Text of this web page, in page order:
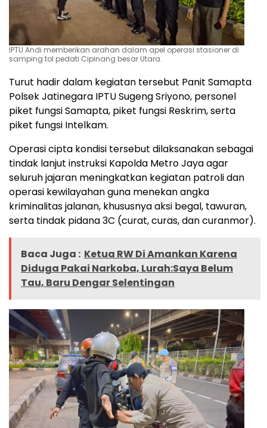
IPTU Andi memberikan arahan dalam apel operasi stasioner di
samping tol pedati Cipinang besar Utara.
Turut hadir dalam kegiatan tersebut Panit Samapta
Polsek Jatinegara IPTU Sugeng Sriyono, personel
piket fungsi Samapta, piket fungsi Reskrim, serta
piket fungsi Intelkam.
Operasi cipta kondisi tersebut dilaksanakan sebagai
tindak lanjut instruksi Kapolda Metro Jaya agar
seluruh jajaran meningkatkan kegiatan patroli dan
operasi kewilayahan guna menekan angka
kriminalitas jalanan, khususnya aksi begal, tawuran,
serta tindak pidana 3C (curat, curas, dan curanmor).
Baca Juga : Ketua RW Di Amankan Karena
Diduga Pakai Narkoba, Lurah:Saya Belum
Tau, Baru Dengar Selentingan